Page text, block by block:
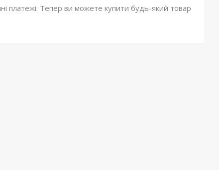
платежі. Тепер ви можете купити будь-який товар